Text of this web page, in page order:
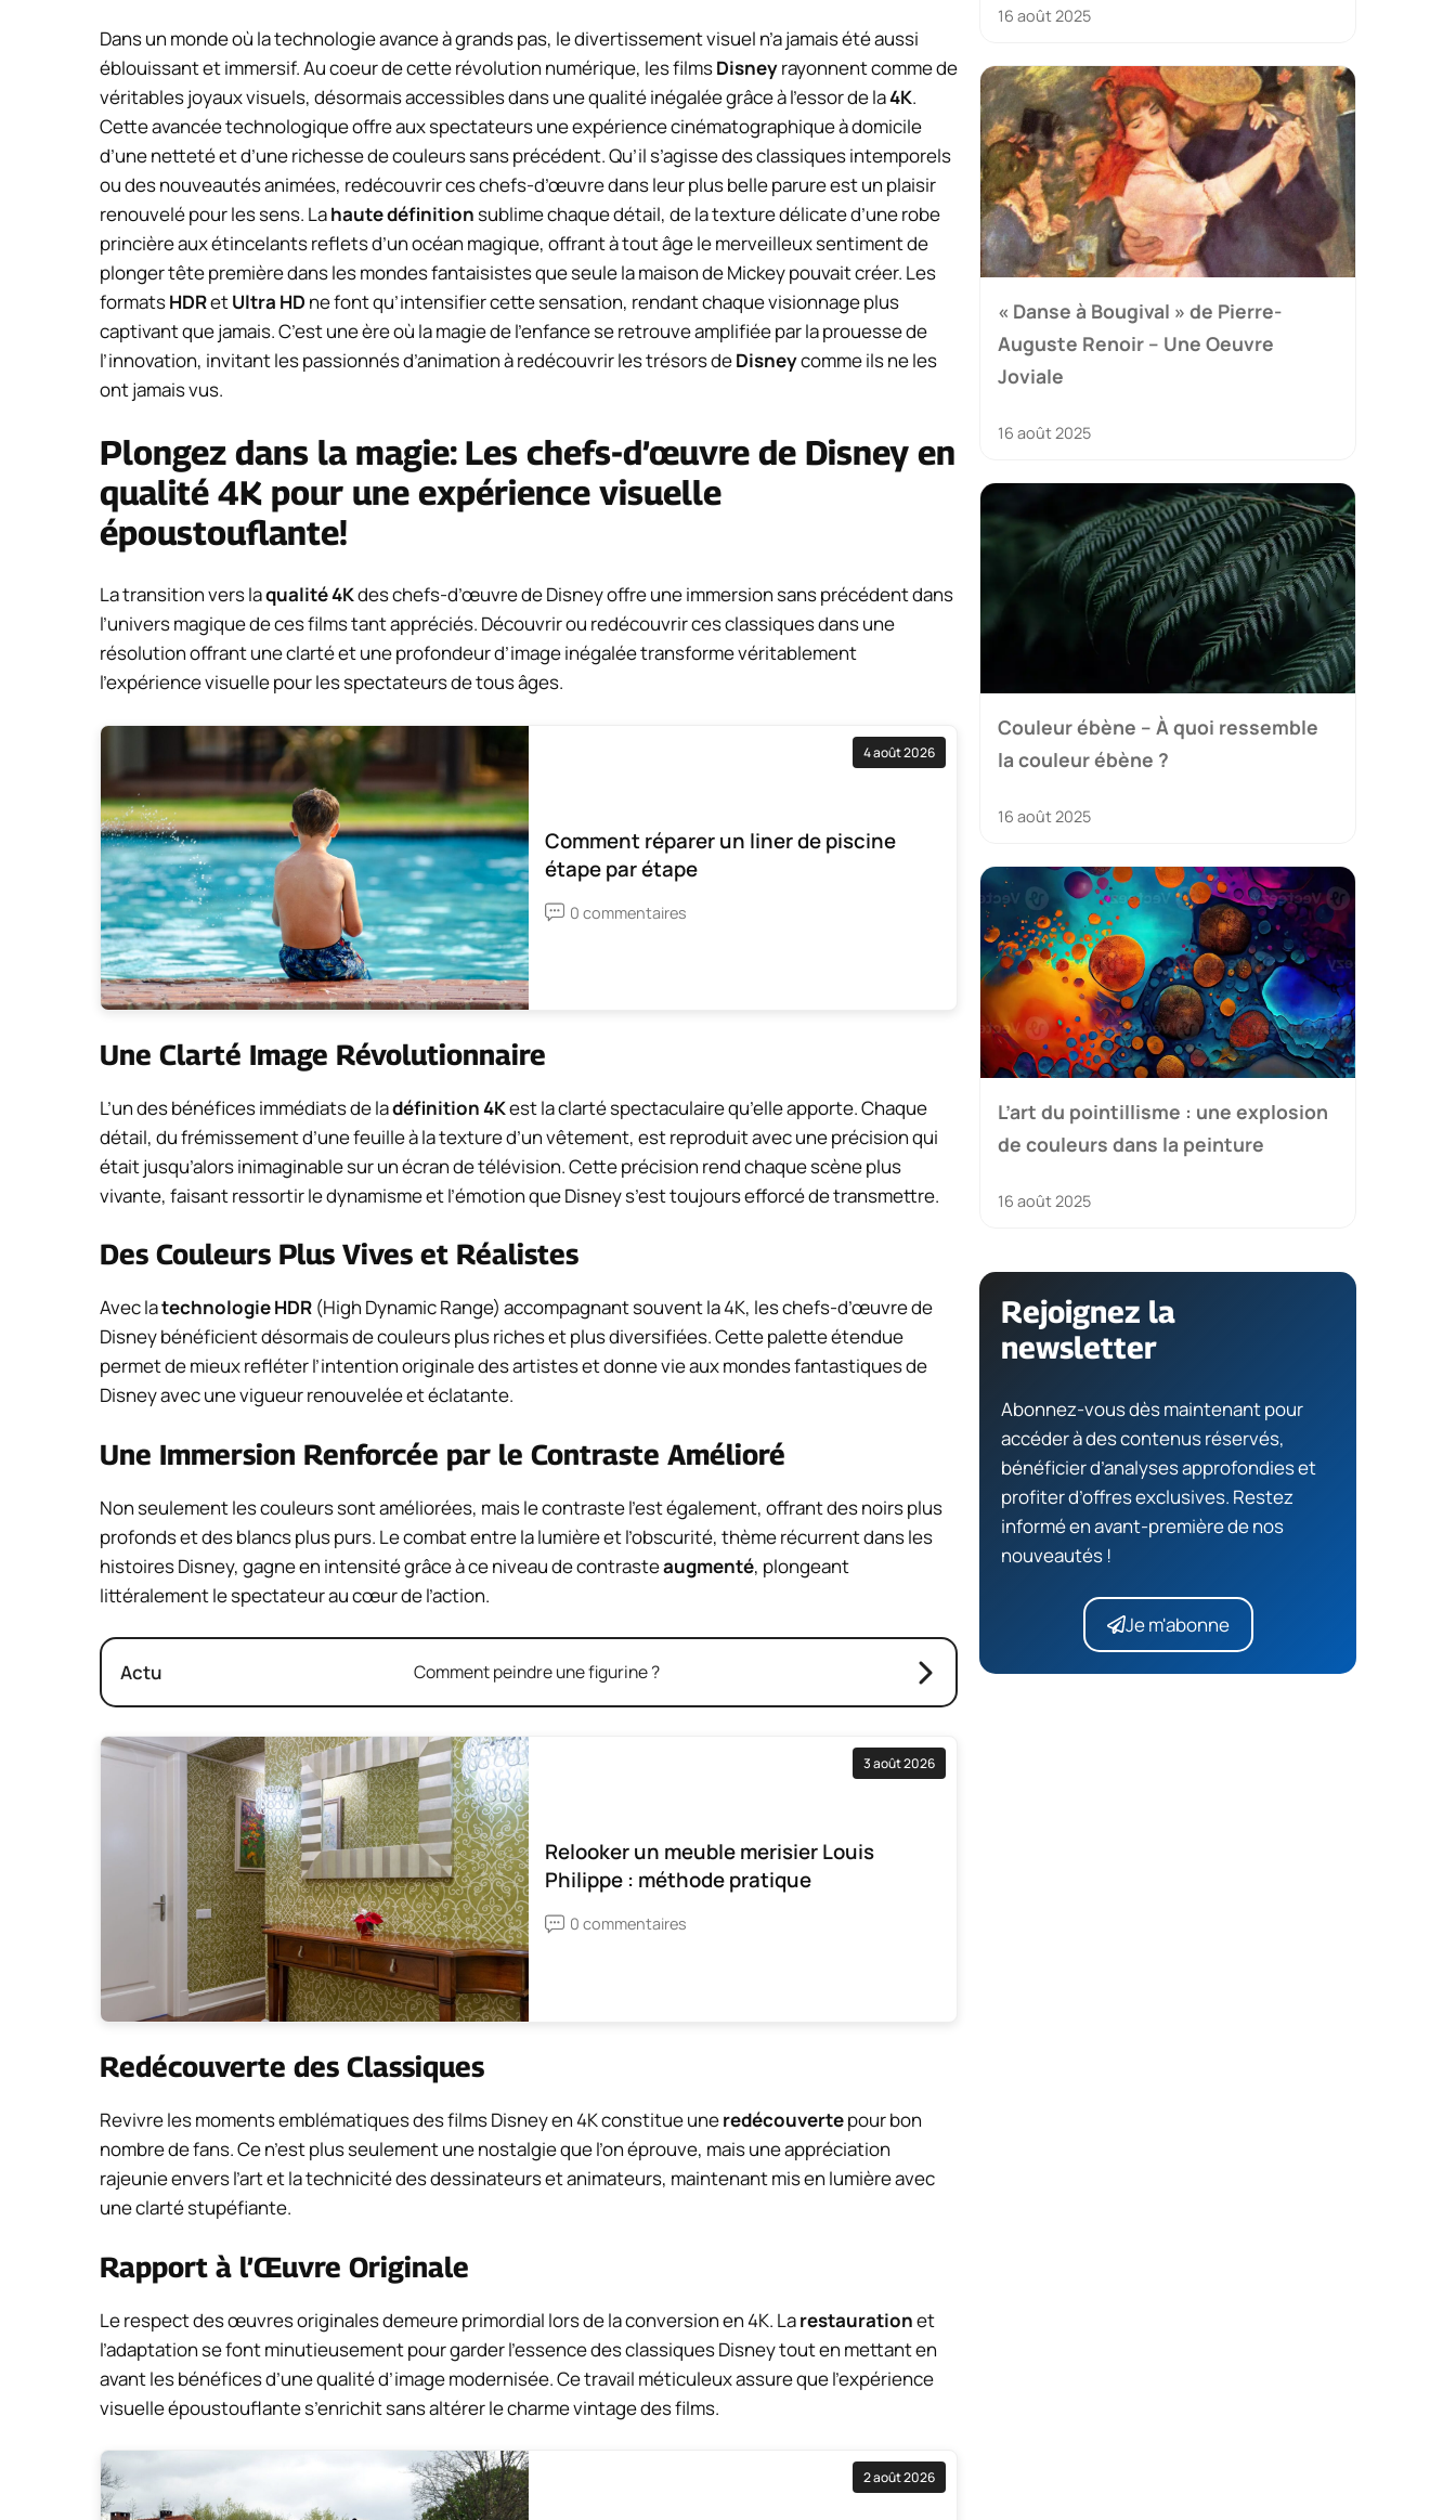
Dans un monde où la technologie avance à grands pas, le divertissement visuel n’a jamais été aussi
éblouissant et immersif. Au coeur de cette révolution numérique, les filmsDisneyrayonnent comme de
véritables joyaux visuels, désormais accessibles dans une qualité inégalée grâce à l’essor de la4K.
Cette avancée technologique offre aux spectateurs une expérience cinématographique à domicile
d’une netteté et d’une richesse de couleurs sans précédent. Qu’il s’agisse des classiques intemporels
ou des nouveautés animées, redécouvrir ces chefs-d’œuvre dans leur plus belle parure est un plaisir
renouvelé pour les sens. Lahaute définitionsublime chaque détail, de la texture délicate d’une robe
princière aux étincelants reflets d’un océan magique, offrant à tout âge le merveilleux sentiment de
plonger tête première dans les mondes fantaisistes que seule la maison de Mickey pouvait créer. Les
formatsHDRetUltra HD ne font qu’intensifier cette sensation, rendant chaque visionnage plus
captivant que jamais. C’est une ère où la magie de l’enfance se retrouve amplifiée par la prouesse de
l’innovation, invitant les passionnés d’animation à redécouvrir les trésors deDisneycomme ils ne les
ont jamais vus.
Plongez dans la magie: Les chefs-d’œuvre de Disney en
qualité 4K pour une expérience visuelle
époustouflante!
La transition vers laqualité 4Kdes chefs-d’œuvre de Disney offre une immersion sans précédent dans
l’univers magique de ces films tant appréciés. Découvrir ou redécouvrir ces classiques dans une
résolution offrant une clarté et une profondeur d’image inégalée transforme véritablement
l’expérience visuelle pour les spectateurs de tous âges.
4 août 2026
Comment réparer un liner de piscine
étape par étape
0 commentaires
Une Clarté Image Révolutionnaire
L’un des bénéfices immédiats de ladéfinition 4Kest la clarté spectaculaire qu’elle apporte. Chaque
détail, du frémissement d’une feuille à la texture d’un vêtement, est reproduit avec une précision qui
était jusqu’alors inimaginable sur un écran de télévision. Cette précision rend chaque scène plus
vivante, faisant ressortir le dynamisme et l’émotion que Disney s’est toujours efforcé de transmettre.
Des Couleurs Plus Vives et Réalistes
Avec latechnologie HDR (High Dynamic Range) accompagnant souvent la 4K, les chefs-d’œuvre de
Disney bénéficient désormais de couleurs plus riches et plus diversifiées. Cette palette étendue
permet de mieux refléter l’intention originale des artistes et donne vie aux mondes fantastiques de
Disney avec une vigueur renouvelée et éclatante.
Une Immersion Renforcée par le Contraste Amélioré
Non seulement les couleurs sont améliorées, mais le contraste l’est également, offrant des noirs plus
profonds et des blancs plus purs. Le combat entre la lumière et l’obscurité, thème récurrent dans les
histoires Disney, gagne en intensité grâce à ce niveau de contrasteaugmenté, plongeant
littéralement le spectateur au cœur de l’action.
Actu Comment peindre une figurine ?
3 août 2026
Relooker un meuble merisier Louis
Philippe : méthode pratique
0 commentaires
Redécouverte des Classiques
Revivre les moments emblématiques des films Disney en 4K constitue uneredécouvertepour bon
nombre de fans. Ce n’est plus seulement une nostalgie que l’on éprouve, mais une appréciation
rajeunie envers l’art et la technicité des dessinateurs et animateurs, maintenant mis en lumière avec
une clarté stupéfiante.
Rapport à l’Œuvre Originale
Le respect des œuvres originales demeure primordial lors de la conversion en 4K. Larestaurationet
l’adaptation se font minutieusement pour garder l’essence des classiques Disney tout en mettant en
avant les bénéfices d’une qualité d’image modernisée. Ce travail méticuleux assure que l’expérience
visuelle époustouflante s’enrichit sans altérer le charme vintage des films.
2 août 2026
16 août 2025
« Danse à Bougival » de Pierre-
Auguste Renoir – Une Oeuvre
Joviale
16 août 2025
Couleur ébène – À quoi ressemble
la couleur ébène ?
16 août 2025
L’art du pointillisme : une explosion
de couleurs dans la peinture
16 août 2025
Rejoignez la
newsletter
Abonnez-vous dès maintenant pour
accéder à des contenus réservés,
bénéficier d’analyses approfondies et
profiter d’offres exclusives. Restez
informé en avant-première de nos
nouveautés !
Je m'abonne